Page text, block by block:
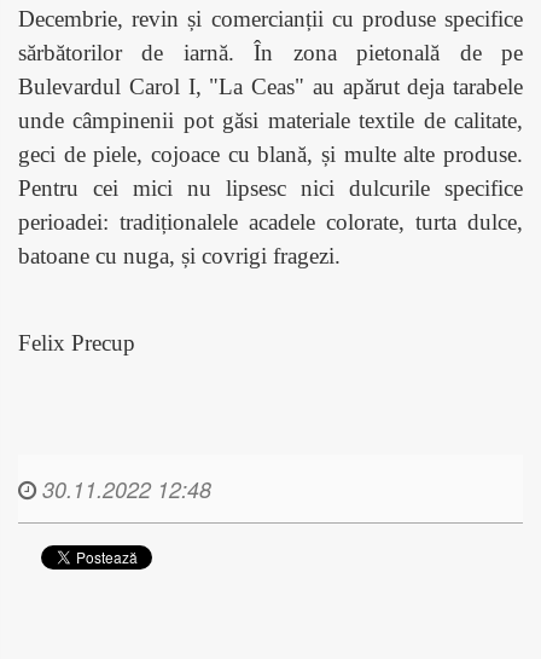
Decembrie, revin și comercianții cu produse specifice
sărbătorilor de iarnă. În zona pietonală de pe
Bulevardul Carol I, "La Ceas" au apărut deja tarabele
unde câmpinenii pot găsi materiale textile de calitate,
geci de piele, cojoace cu blană, și multe alte produse.
Pentru cei mici nu lipsesc nici dulcurile specifice
perioadei: tradiționalele acadele colorate, turta dulce,
batoane cu nuga, și covrigi fragezi.
Felix Precup
30.11.2022 12:48